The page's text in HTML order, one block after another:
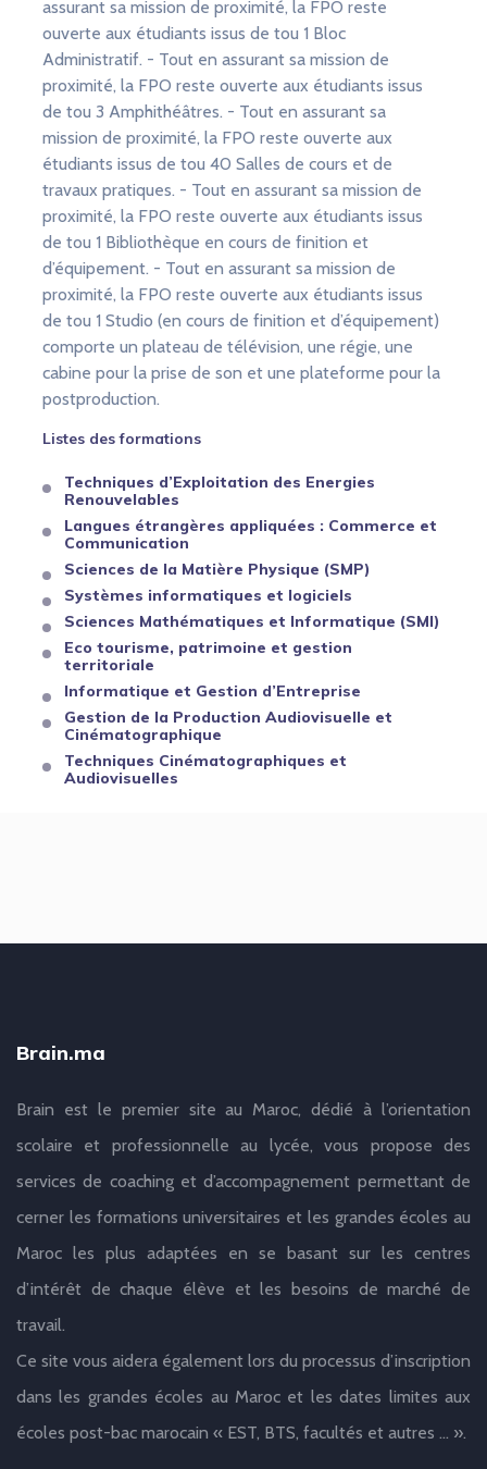
assurant sa mission de proximité, la FPO reste
ouverte aux étudiants issus de tou 1 Bloc
Administratif. - Tout en assurant sa mission de
proximité, la FPO reste ouverte aux étudiants issus
de tou 3 Amphithéâtres. - Tout en assurant sa
mission de proximité, la FPO reste ouverte aux
étudiants issus de tou 40 Salles de cours et de
travaux pratiques. - Tout en assurant sa mission de
proximité, la FPO reste ouverte aux étudiants issus
de tou 1 Bibliothèque en cours de finition et
d’équipement. - Tout en assurant sa mission de
proximité, la FPO reste ouverte aux étudiants issus
de tou 1 Studio (en cours de finition et d’équipement)
comporte un plateau de télévision, une régie, une
cabine pour la prise de son et une plateforme pour la
postproduction.
Listes des formations
Techniques d’Exploitation des Energies
Renouvelables
Langues étrangères appliquées : Commerce et
Communication
Sciences de la Matière Physique (SMP)
Systèmes informatiques et logiciels
Sciences Mathématiques et Informatique (SMI)
Eco tourisme, patrimoine et gestion
territoriale
Informatique et Gestion d’Entreprise
Gestion de la Production Audiovisuelle et
Cinématographique
Techniques Cinématographiques et
Audiovisuelles
Brain.ma
Brain est le premier site au Maroc, dédié à l’orientation
scolaire et professionnelle au lycée, vous propose des
services de coaching et d’accompagnement permettant de
cerner les formations universitaires et les grandes écoles au
Maroc les plus adaptées en se basant sur les centres
d’intérêt de chaque élève et les besoins de marché de
travail.
Ce site vous aidera également lors du processus d’inscription
dans les grandes écoles au Maroc et les dates limites aux
écoles post-bac marocain « EST, BTS, facultés et autres … ».